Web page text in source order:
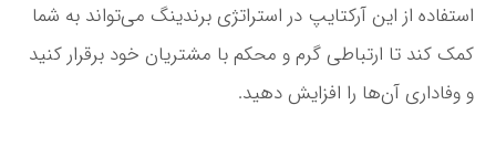
استفاده از این آرکتایپ در استراتژی برندینگ می‌تواند به شما
کمک کند تا ارتباطی گرم و محکم با مشتریان خود برقرار کنید
و وفاداری آن‌ها را افزایش دهید.